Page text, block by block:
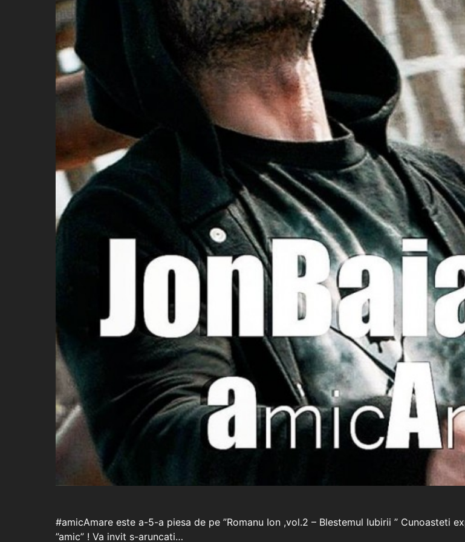
#amicAmare este a-5-a piesa de pe ”Romanu Ion ,vol.2 – Blestemul Iubirii ” Cunoasteti
”amic” ! Va invit s-aruncati…